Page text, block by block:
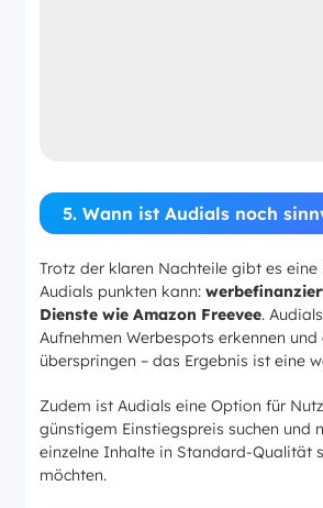
5. Wann ist Audials noch
Trotz der klaren Nachteile gibt es
Audials punkten kann:
Dienste wie Amazon Freevee.
Aufnehmen Werbespots erkennen
überspringen – das Ergebnis ist eine
Zudem ist Audials eine Option für
günstigem Einstiegspreis suchen und
einzelne Inhalte in Standard-Qualität
möchten.